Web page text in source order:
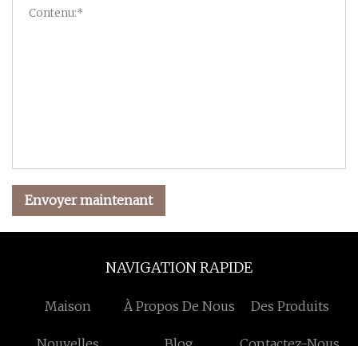
Envoyer maintenant
NAVIGATION RAPIDE
Maison À Propos De Nous Des Produits